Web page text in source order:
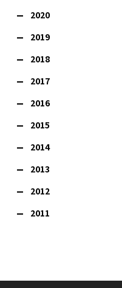
2020
2019
2018
2017
2016
2015
2014
2013
2012
2011